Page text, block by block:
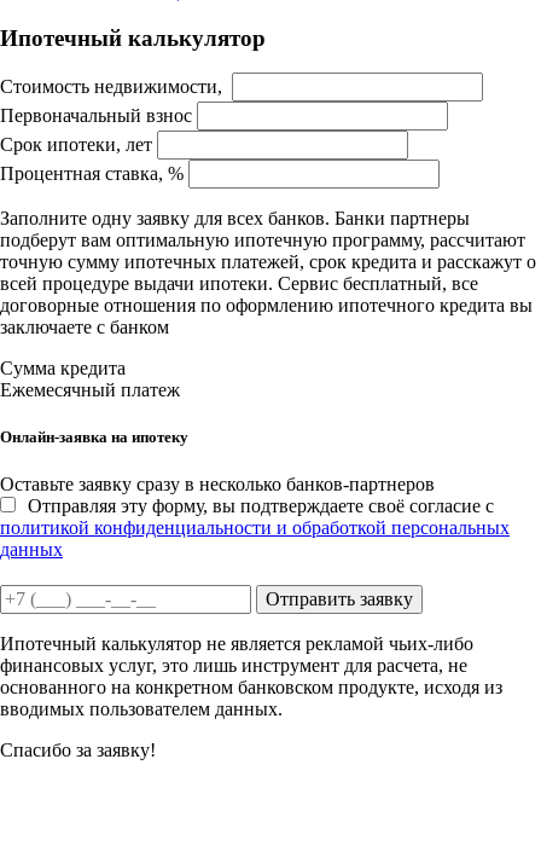
Ипотечный калькулятор
Стоимость недвижимости,
Первоначальный взнос
Срок ипотеки, лет
Процентная ставка, %
Заполните одну заявку для всех банков. Банки партнеры
подберут вам оптимальную ипотечную программу, рассчитают
точную сумму ипотечных платежей, срок кредита и расскажут о
всей процедуре выдачи ипотеки. Сервис бесплатный, все
договорные отношения по оформлению ипотечного кредита вы
заключаете с банком
Сумма кредита
Ежемесячный платеж
Онлайн-заявка на ипотеку
Оставьте заявку сразу в несколько банков-партнеров
Отправляя эту форму, вы подтверждаете своё согласие с
политикой конфиденциальности и обработкой персональных
данных
Отправить заявку
Ипотечный калькулятор не является рекламой чьих-либо
финансовых услуг, это лишь инструмент для расчета, не
основанного на конкретном банковском продукте, исходя из
вводимых пользователем данных.
Спасибо за заявку!